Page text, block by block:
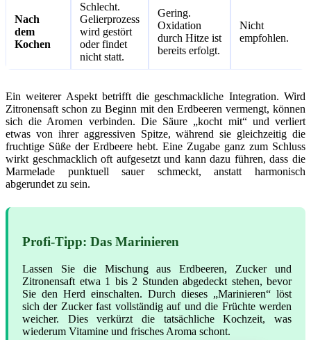
Nach
dem
Kochen
Schlecht.
Gelierprozess
wird gestört
oder findet
nicht statt.
Gering.
Oxidation
durch Hitze ist
bereits erfolgt.
Nicht
empfohlen.
Ein weiterer Aspekt betrifft die geschmackliche Integration. Wird
Zitronensaft schon zu Beginn mit den Erdbeeren vermengt, können
sich die Aromen verbinden. Die Säure „kocht mit“ und verliert
etwas von ihrer aggressiven Spitze, während sie gleichzeitig die
fruchtige Süße der Erdbeere hebt. Eine Zugabe ganz zum Schluss
wirkt geschmacklich oft aufgesetzt und kann dazu führen, dass die
Marmelade punktuell sauer schmeckt, anstatt harmonisch
abgerundet zu sein.
Profi-Tipp: Das Marinieren
Lassen Sie die Mischung aus Erdbeeren, Zucker und
Zitronensaft etwa 1 bis 2 Stunden abgedeckt stehen, bevor
Sie den Herd einschalten. Durch dieses „Marinieren“ löst
sich der Zucker fast vollständig auf und die Früchte werden
weicher. Dies verkürzt die tatsächliche Kochzeit, was
wiederum Vitamine und frisches Aroma schont.